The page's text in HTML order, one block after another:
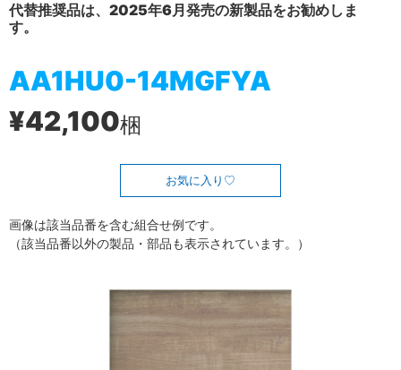
代替推奨品は、2025年6月発売の新製品をお勧めしま
す。
AA1HU0-14MGFYA
¥42,100梱
お気に入り
画像は該当品番を含む組合せ例です。
（該当品番以外の製品・部品も表示されています。）